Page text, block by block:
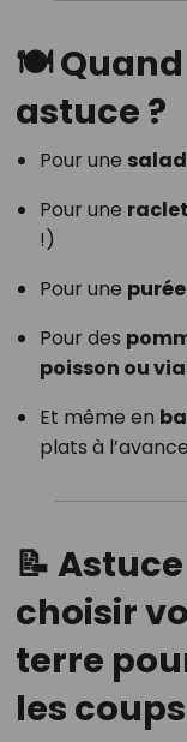
🍽️
astuce ?
Pour une
Pour une
!)
Pour une
Pour des
poisson ou
Et même en
plats à
📝
choisir
terre
les coups